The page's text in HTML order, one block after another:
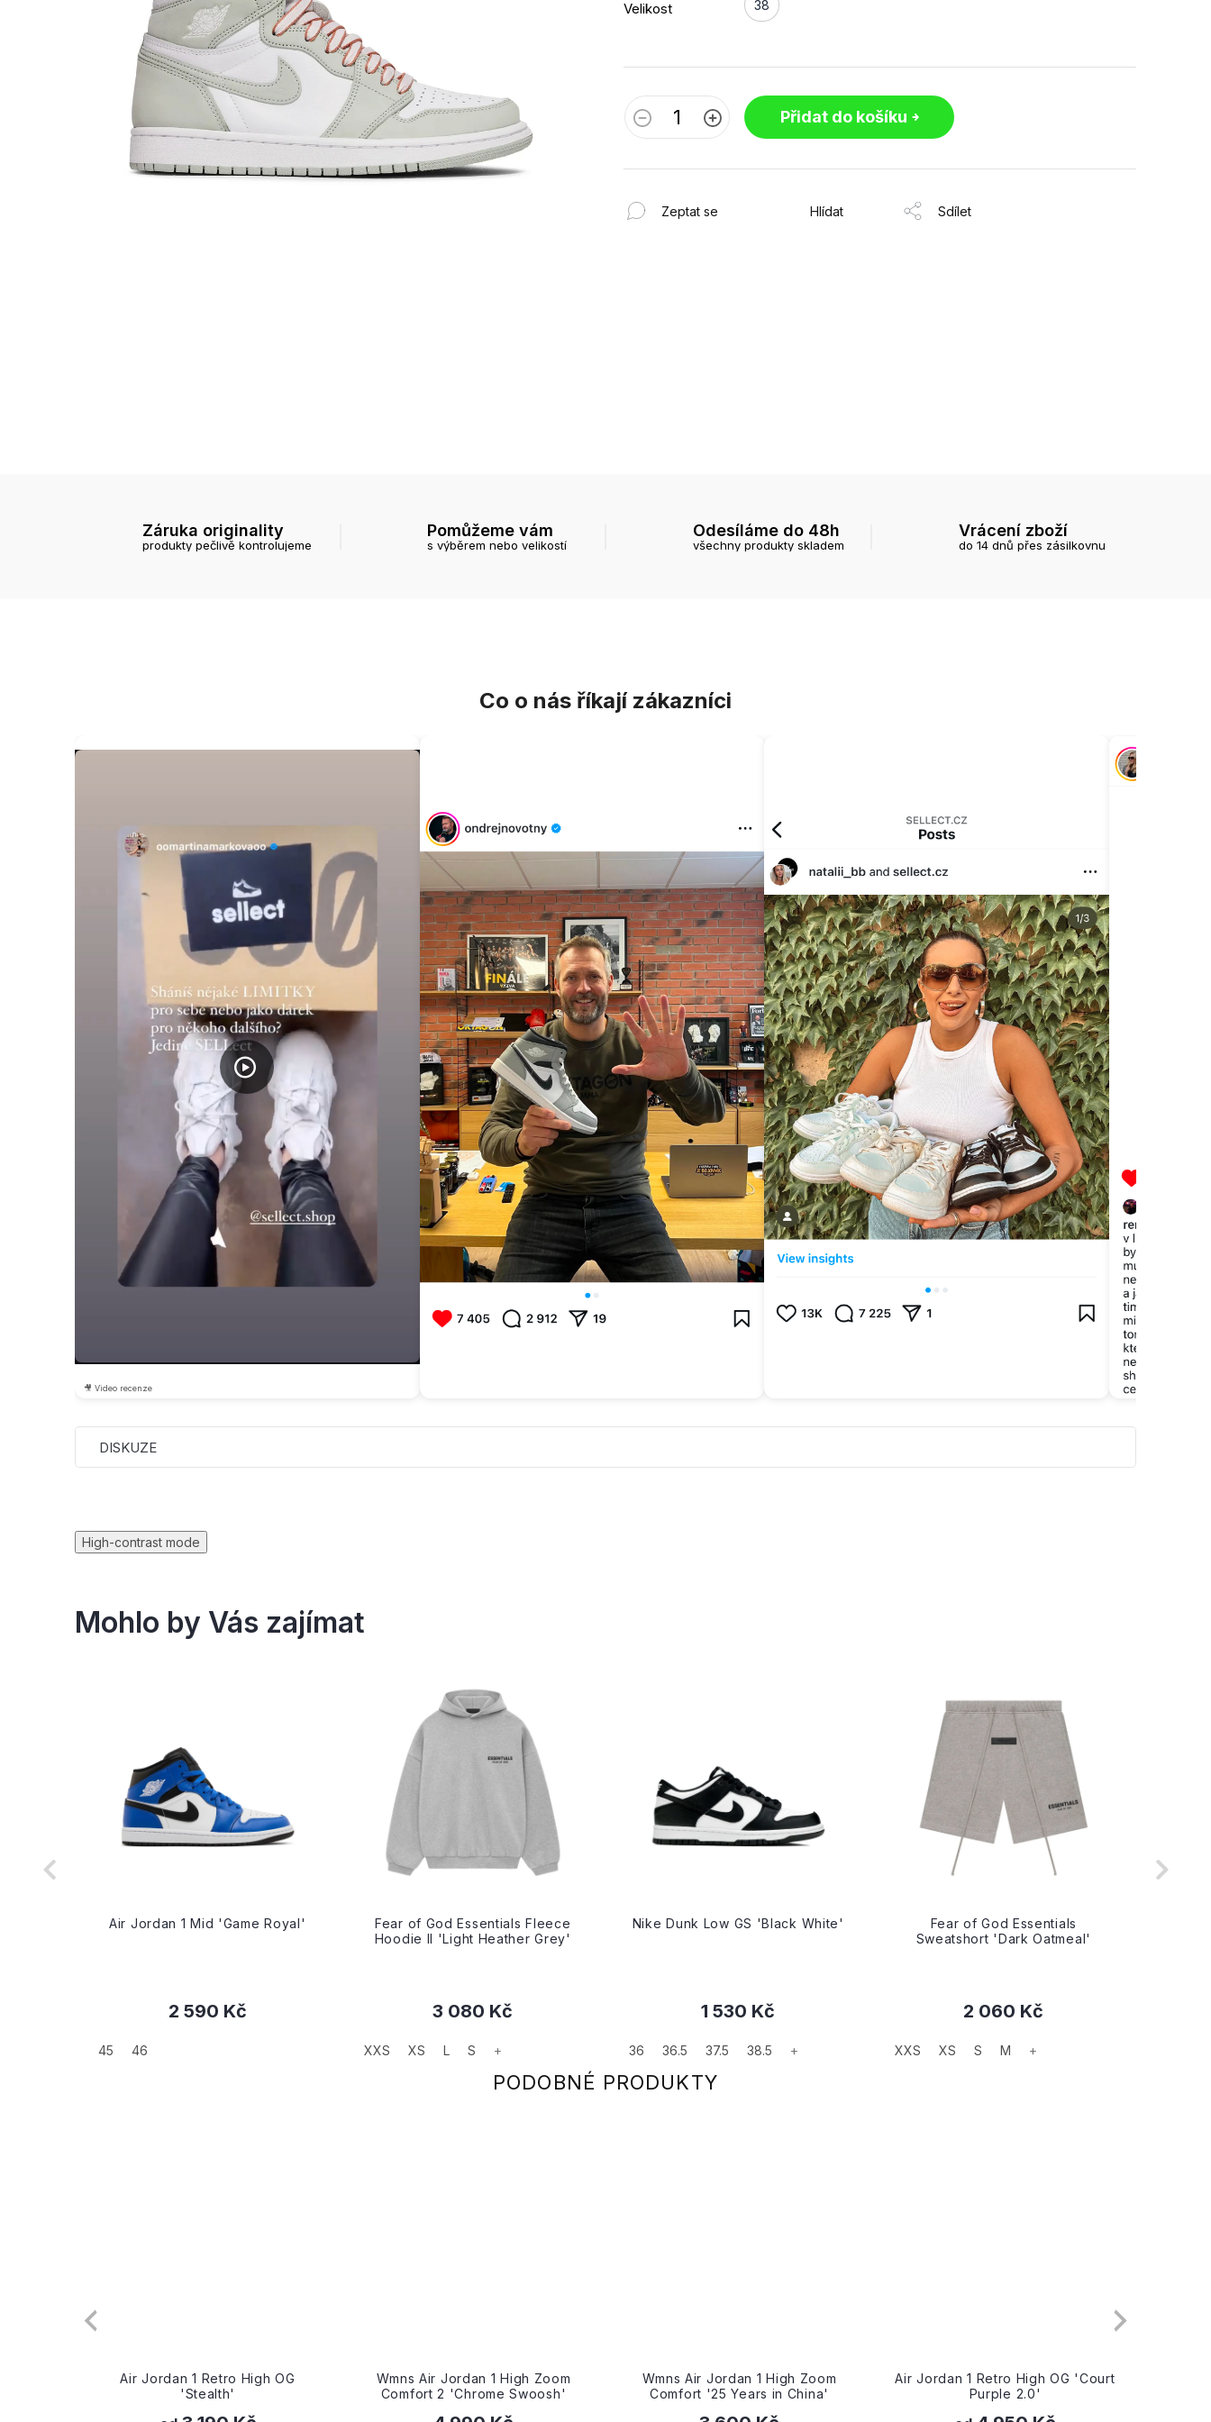
Velikost 38
Přidat do košíku
Zeptat se Hlídat Sdílet
Záruka originality
produkty pečlivě kontrolujeme
Pomůžeme vám
s výběrem nebo velikostí
Odesíláme do 48h
všechny produkty skladem
Vrácení zboží
do 14 dnů přes zásilkovnu
Co o nás říkají zákazníci
🎥 Video recenze
DISKUZE
High-contrast mode
Air Jordan 1 Mid 'Game Royal'
2 590 Kč
45 46
Fear of God Essentials Fleece
Hoodie II 'Light Heather Grey'
3 080 Kč
XXS XS L S +
Nike Dunk Low GS 'Black White'
1 530 Kč
36 36.5 37.5 38.5 +
Fear of God Essentials
Sweatshort 'Dark Oatmeal'
2 060 Kč
XXS XS S M +
Wmns Air Jordan 1 High Zoom
Comfort 2 'Chrome Swoosh'
Wmns Air Jordan 1 High Zoom
Comfort '25 Years in China'
Air Jordan 1 Retro High OG 'Court
Purple 2.0'
Air Jordan 1 Retro High OG
'Patent Bred'